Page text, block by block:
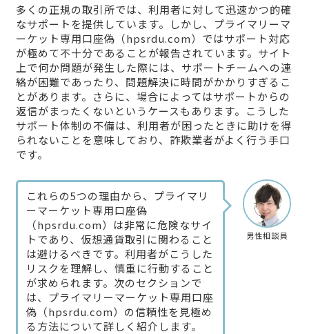
多くの正規の取引所では、利用者に対して迅速かつ的確
なサポートを提供しています。しかし、プライマリーマ
ーケット専用口座偽（hpsrdu.com）ではサポート対応
が極めて不十分であることが報告されています。サイト
上で何か問題が発生した際には、サポートチームへの連
絡が困難であったり、問題解決に時間がかかりすぎるこ
とがあります。さらに、場合によってはサポートからの
返信がまったくないというケースもあります。こうした
サポート体制の不備は、利用者が困ったときに助けを得
られないことを意味しており、詐欺業者がよく行う手口
です。
男性相談員
これらの5つの理由から、プライマリ
ーマーケット専用口座偽
（hpsrdu.com）は非常に危険なサイ
トであり、仮想通貨取引に関わること
は避けるべきです。利用者がこうした
リスクを理解し、慎重に行動すること
が求められます。次のセクションで
は、プライマリーマーケット専用口座
偽（hpsrdu.com）の信頼性を見極め
る方法について詳しく紹介します。